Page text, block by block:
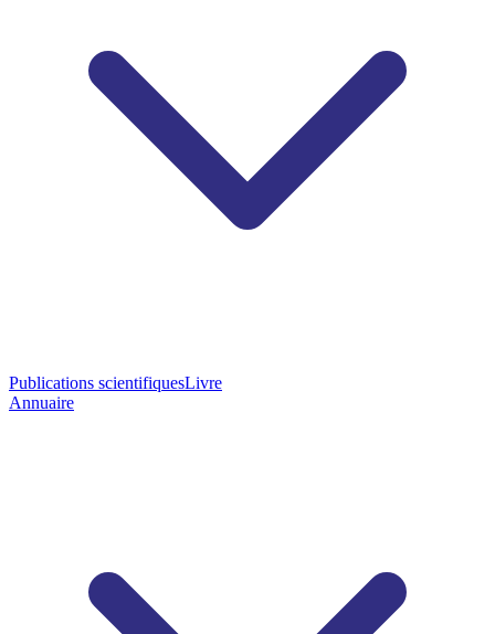
Publications scientifiquesLivre
Annuaire